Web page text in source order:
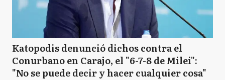
Katopodis denunció dichos contra el
Conurbano en Carajo, el "6-7-8 de Milei":
"No se puede decir y hacer cualquier cosa"